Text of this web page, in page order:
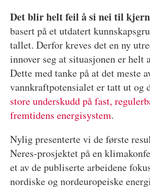
Det blir helt feil å si nei til
basert på et utdatert
tallet. Derfor kreves det en ny
innover seg at situasjonen er helt
Dette med tanke på at det meste
vannkraftpotensialet er tatt ut og
store underskudd på fast,
fremtidens energisystem.
Nylig presenterte vi de første
Neres-prosjektet på en
et av de publiserte arbeidene
nordiske og nordeuropeiske